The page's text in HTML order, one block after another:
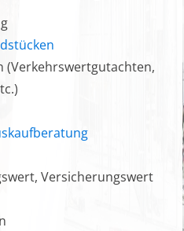
(Verkehrswertgutachten,
Versicherungswert